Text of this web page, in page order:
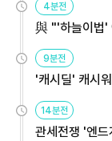
4분전
與 "'하늘이법'
9분전
'캐시딜' 캐시
14분전
관세전쟁 '엔